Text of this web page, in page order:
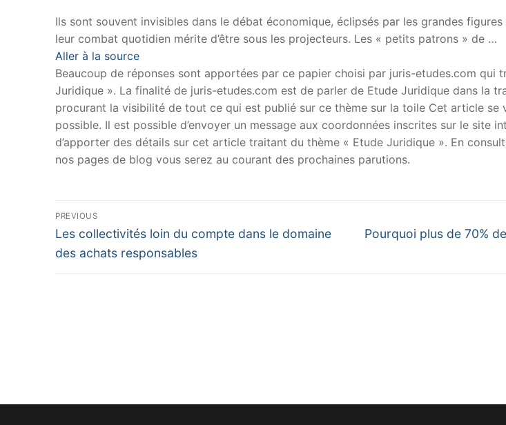
Ils sont souvent invisibles dans le débat économique, éclipsés par les grandes
leur combat quotidien mérite d’être sous les projecteurs. Les « petits patrons » de …
Aller à la source
Beaucoup de réponses sont apportées par ce papier choisi par juris-etudes.com qui
Juridique ». La finalité de juris-etudes.com est de parler de Etude Juridique dans la
procurant la visibilité de tout ce qui est publié sur ce thème sur la toile Cet article se
possible. Il est possible d’envoyer un message aux coordonnées inscrites sur le site
d’apporter des détails sur cet article traitant du thème « Etude Juridique ». En
nos pages de blog vous serez au courant des prochaines parutions.
Navigation
de
l’article
PREVIOUS
Previous
post:
Les collectivités loin du compte dans le domaine
des achats responsables
Next
Pourquoi plus de 70%